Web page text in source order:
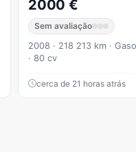
2000 €
Sem avaliação
2008 · 218 213 km ·
· 80 cv
cerca de 21 horas atrás